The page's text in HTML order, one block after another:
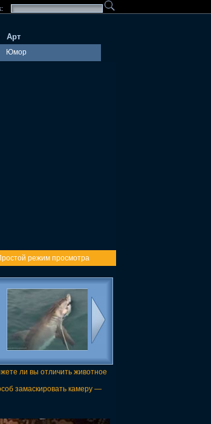
Юмор
Арт
режим просмотра
ли вы отличить животное
замаскировать камеру —